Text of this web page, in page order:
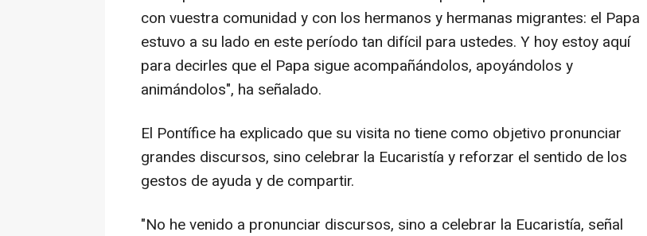
con vuestra comunidad y con los hermanos y hermanas migrantes: el Papa
estuvo a su lado en este período tan difícil para ustedes. Y hoy estoy aquí
para decirles que el Papa sigue acompañándolos, apoyándolos y
animándolos", ha señalado.
El Pontífice ha explicado que su visita no tiene como objetivo pronunciar
grandes discursos, sino celebrar la Eucaristía y reforzar el sentido de los
gestos de ayuda y de compartir.
"No he venido a pronunciar discursos, sino a celebrar la Eucaristía, señal